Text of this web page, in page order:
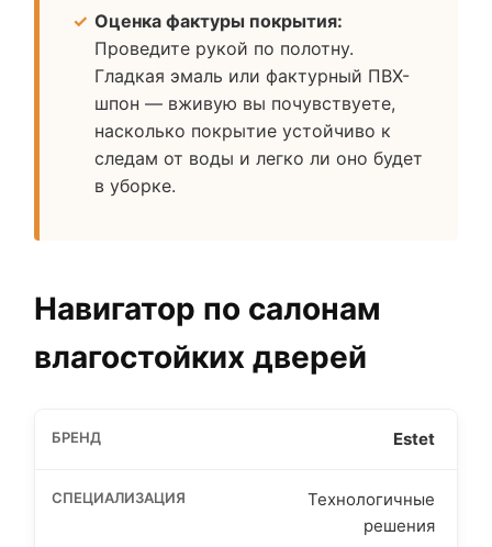
Оценка фактуры покрытия:
Проведите рукой по полотну.
Гладкая эмаль или фактурный ПВХ-
шпон — вживую вы почувствуете,
насколько покрытие устойчиво к
следам от воды и легко ли оно будет
в уборке.
Навигатор по салонам
влагостойких дверей
Estet
Технологичные
решения